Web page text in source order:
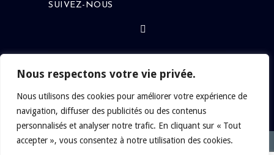
Nous respectons votre vie privée.
Nous utilisons des cookies pour améliorer votre expérience de
navigation, diffuser des publicités ou des contenus
personnalisés et analyser notre trafic. En cliquant sur « Tout
accepter », vous consentez à notre utilisation des cookies.
SUIVEZ-NOUS